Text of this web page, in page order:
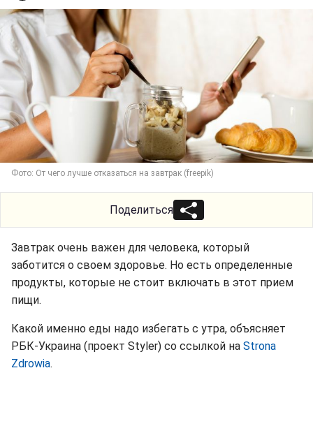
Фото: От чего лучше отказаться на завтрак (freepik)
Поделиться
Завтрак очень важен для человека, который
заботится о своем здоровье. Но есть определенные
продукты, которые не стоит включать в этот прием
пищи.
Какой именно еды надо избегать с утра, объясняет
РБК-Украина (проект Styler) со ссылкой на Strona
Zdrowia.